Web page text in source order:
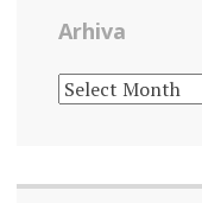
Arhiva
ARHIVA